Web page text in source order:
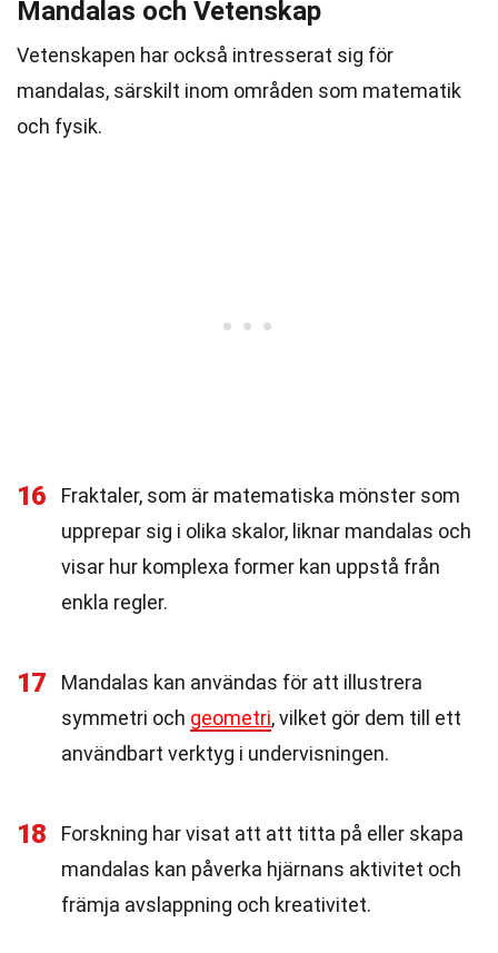
Mandalas och Vetenskap
Vetenskapen har också intresserat sig för
mandalas, särskilt inom områden som matematik
och fysik.
16
Fraktaler, som är matematiska mönster som
upprepar sig i olika skalor, liknar mandalas och
visar hur komplexa former kan uppstå från
enkla regler.
17
Mandalas kan användas för att illustrera
symmetri och geometri, vilket gör dem till ett
användbart verktyg i undervisningen.
18
Forskning har visat att att titta på eller skapa
mandalas kan påverka hjärnans aktivitet och
främja avslappning och kreativitet.